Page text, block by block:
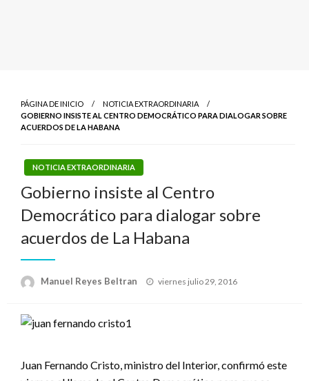
PÁGINA DE INICIO
NOTICIA EXTRAORDINARIA
GOBIERNO INSISTE AL CENTRO DEMOCRÁTICO PARA DIALOGAR SOBRE
ACUERDOS DE LA HABANA
NOTICIA EXTRAORDINARIA
Gobierno insiste al Centro
Democrático para dialogar sobre
acuerdos de La Habana
Manuel Reyes Beltran
Publicado
viernes julio 29, 2016
Juan Fernando Cristo, ministro del Interior, confirmó este